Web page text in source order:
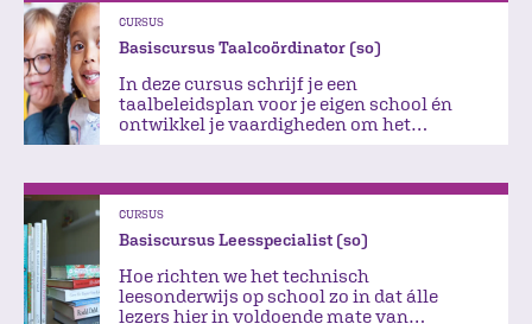
CURSUS
Basiscursus Taalcoördinator (so)
In deze cursus schrijf je een
taalbeleidsplan voor je eigen school én
ontwikkel je vaardigheden om het
CURSUS
Basiscursus Leesspecialist (so)
Hoe richten we het technisch
leesonderwijs op school zo in dat álle
lezers hier in voldoende mate van